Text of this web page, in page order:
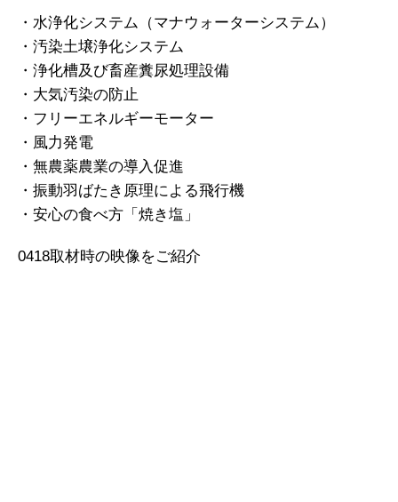
・水浄化システム（マナウォーターシステム）
・汚染土壌浄化システム
・浄化槽及び畜産糞尿処理設備
・大気汚染の防止
・フリーエネルギーモーター
・風力発電
・無農薬農業の導入促進
・振動羽ばたき原理による飛行機
・安心の食べ方「焼き塩」
0418取材時の映像をご紹介